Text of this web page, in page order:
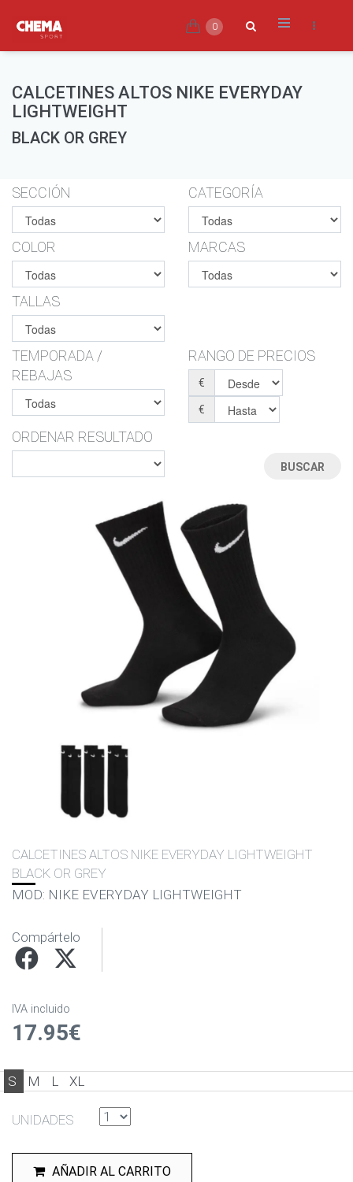
0
CALCETINES ALTOS NIKE EVERYDAY
LIGHTWEIGHT
BLACK OR GREY
SECCIÓN CATEGORÍA
COLOR MARCAS
TALLAS
TEMPORADA /
REBAJAS
RANGO DE PRECIOS
€
€
ORDENAR RESULTADO
CALCETINES ALTOS NIKE EVERYDAY LIGHTWEIGHT
BLACK OR GREY
MOD: NIKE EVERYDAY LIGHTWEIGHT
Compártelo
IVA incluido
17.95€
S M L XL
UNIDADES
AÑADIR AL CARRITO